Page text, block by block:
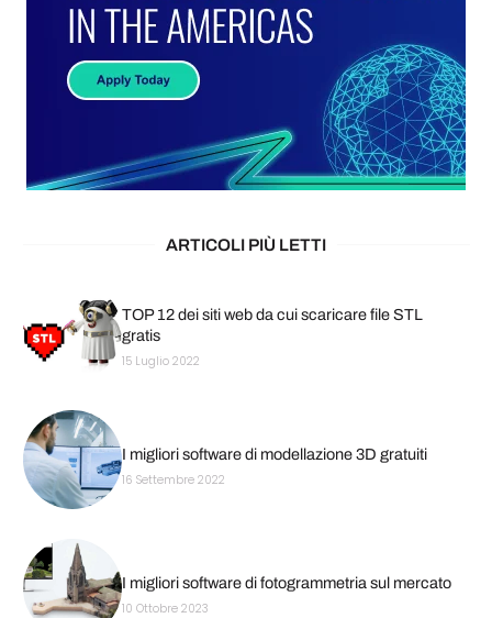
ARTICOLI PIÙ LETTI
TOP 12 dei siti web da cui scaricare file STL
gratis
15 Luglio 2022
I migliori software di modellazione 3D gratuiti
16 Settembre 2022
I migliori software di fotogrammetria sul mercato
10 Ottobre 2023